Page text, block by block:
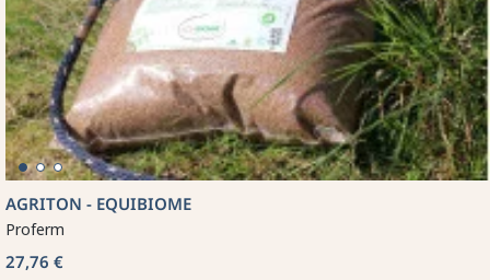
AGRITON - EQUIBIOME
Proferm
27,76 €